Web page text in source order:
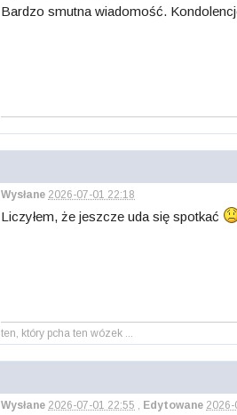
Bardzo smutna wiadomość.
Wysłane 2026-07-01 22:18
Liczyłem, że jeszcze uda się spotkać
ten, który pcha ten wózek ...
Wysłane 2026-07-01 22:55 , Edytowane